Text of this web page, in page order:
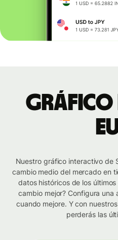
Gráfico
Nuestro gráfico interactivo de
cambio medio del mercado en
datos históricos de los
cambio mejor? Configura una
cuando mejore. Y con
perderás las